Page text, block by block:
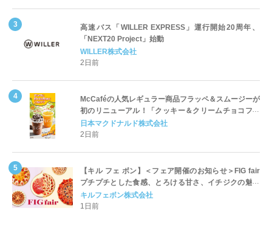
高速バス「WILLER EXPRESS」運行開始20周年、
「NEXT20 Project」始動
WILLER株式会社
2日前
McCaféの人気レギュラー商品フラッペ＆スムージーが
初のリニューアル！「クッキー＆クリームチョコフラ
ッペ」「マンゴースムージー」8月5日（水）から販売
開始
日本マクドナルド株式会社
2日前
【キル フェ ボン】＜フェア開催のお知らせ＞FIG fair
プチプチとした食感、とろける甘さ、イチジクの魅力
をたっぷりと。新作を含め、イチジク尽くしの全4種が
登場8月20日（木）スタート
キルフェボン株式会社
1日前